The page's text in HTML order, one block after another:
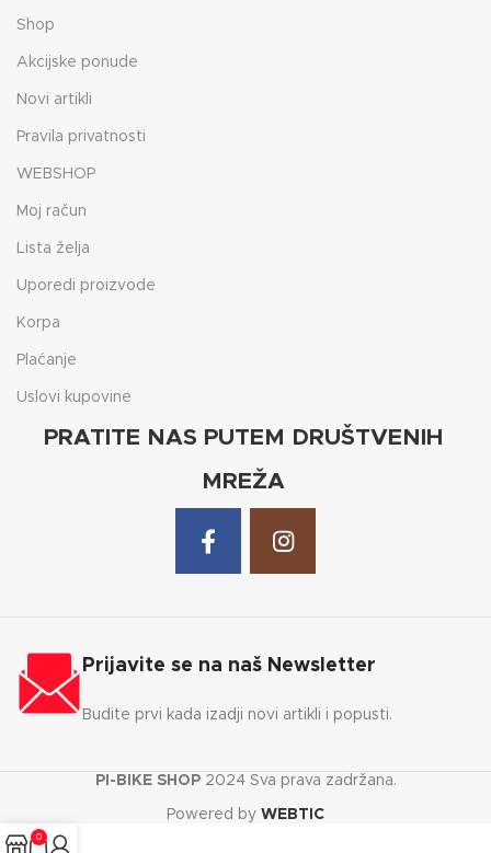
Shop
Akcijske ponude
Novi artikli
Pravila privatnosti
WEBSHOP
Moj račun
Lista želja
Uporedi proizvode
Korpa
Plaćanje
Uslovi kupovine
PRATITE NAS PUTEM DRUŠTVENIH
MREŽA
Prijavite se na naš Newsletter
Budite prvi kada izadji novi artikli i popusti.
PI-BIKE SHOP 2024 Sva prava zadržana.
Powered by WEBTIC
0